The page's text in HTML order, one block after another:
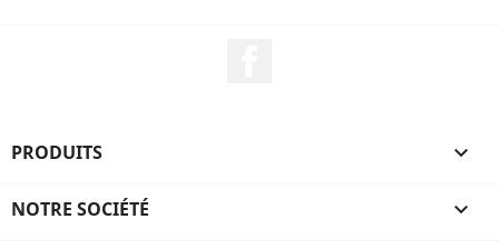
PRODUITS 
NOTRE SOCIÉTÉ 